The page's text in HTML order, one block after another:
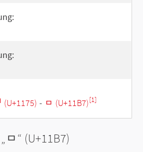
(U+1175) - ᆷ (U+11B7)[1]
ᆷ“ (U+11B7)